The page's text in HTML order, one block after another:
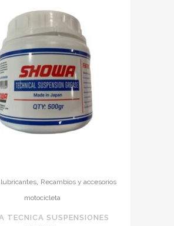
, Recambios y accesorios
motocicleta
TECNICA SUSPENSIONES